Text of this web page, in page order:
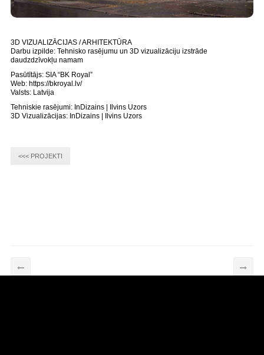
3D VIZUALIZĀCIJAS / ARHITEKTŪRA
Darbu izpilde: Tehnisko rasējumu un 3D vizualizāciju izstrāde
daudzdzīvokļu namam
Pasūtītājs: SIA “BK Royal”
Web: https://bkroyal.lv/
Valsts: Latvija
Tehniskie rasējumi: InDizains | Ilvins Uzors
3D Vizualizācijas: InDizains | Ilvins Uzors
<<< PROJEKTI